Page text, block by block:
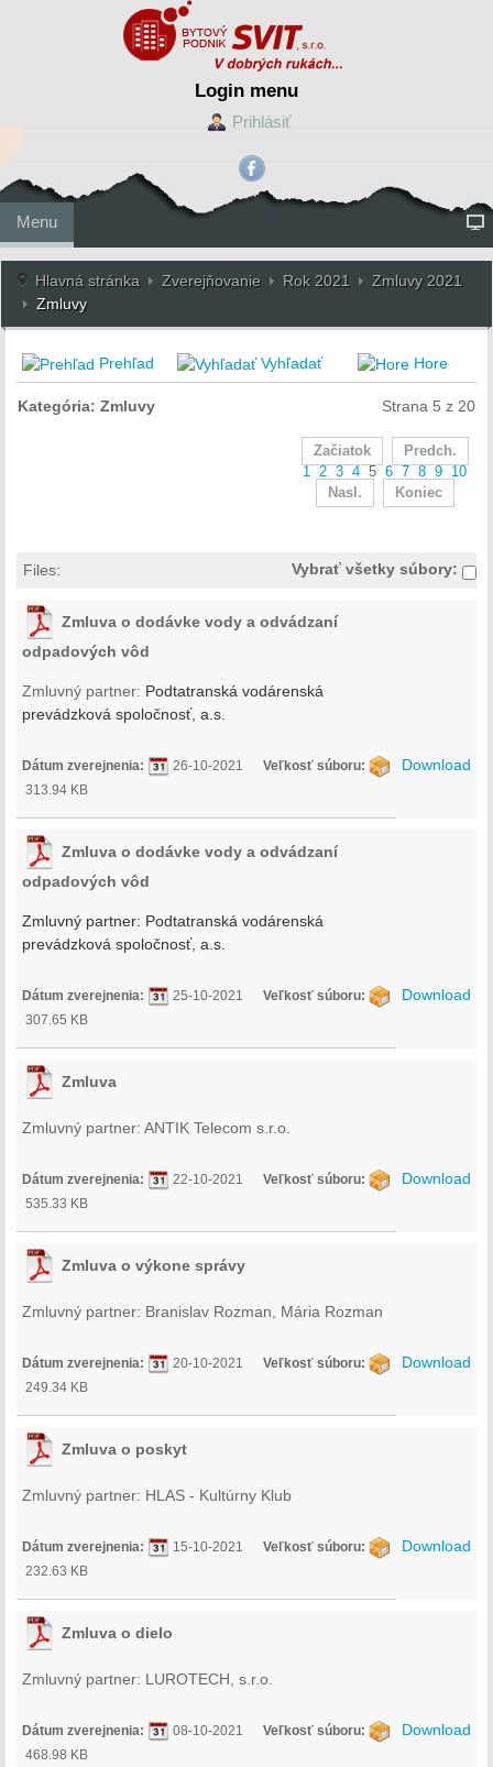
Login menu
Prihlásiť
Menu
Hlavná stránka Zverejňovanie Rok 2021
Zmluvy 2021
Zmluvy
Prehľad Vyhľadať Hore
Kategória: Zmluvy Strana 5 z 20
Začiatok
Predch.
1 2 3 4 5 6 7 8 9
10
Nasl.
Koniec
Vybrať všetky súbory:
Files:
Zmluva o dodávke vody a odvádzaní
odpadových vôd
Zmluvný partner: Podtatranská vodárenská
prevádzková spoločnosť, a.s.
Dátum zverejnenia: 26-10-2021 Veľkosť súboru:
313.94 KB
Download
Zmluva o dodávke vody a odvádzaní
odpadových vôd
Zmluvný partner: Podtatranská vodárenská
prevádzková spoločnosť, a.s.
Dátum zverejnenia: 25-10-2021 Veľkosť súboru:
307.65 KB
Download
Zmluva
Zmluvný partner: ANTIK Telecom s.r.o.
Dátum zverejnenia: 22-10-2021 Veľkosť súboru:
535.33 KB
Download
Zmluva o výkone správy
Zmluvný partner: Branislav Rozman, Mária Rozman
Dátum zverejnenia: 20-10-2021 Veľkosť súboru:
249.34 KB
Download
Zmluva o poskyt
Zmluvný partner: HLAS - Kultúrny Klub
Dátum zverejnenia: 15-10-2021 Veľkosť súboru:
232.63 KB
Download
Zmluva o dielo
Zmluvný partner: LUROTECH, s.r.o.
Dátum zverejnenia: 08-10-2021 Veľkosť súboru:
468.98 KB
Download